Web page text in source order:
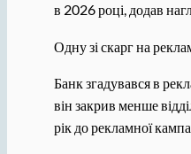
в 2026 році, додав
Одну зі скарг на
Банк згадувався в
він закрив менше
рік до рекламної